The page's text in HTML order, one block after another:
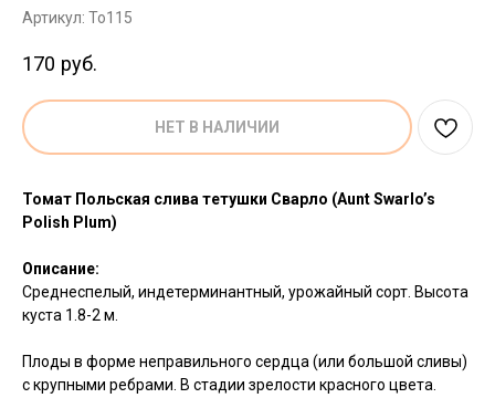
Артикул: To115
170 руб.
НЕТ В НАЛИЧИИ
Томат Польская слива тетушки Сварло (Aunt Swarlo’s
Polish Plum)
Описание:
Среднеспелый, индетерминантный, урожайный сорт. Высота
куста 1.8-2 м.
Плоды в форме неправильного сердца (или большой сливы)
с крупными ребрами. В стадии зрелости красного цвета.